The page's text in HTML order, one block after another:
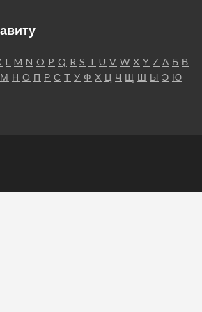
L M N O P Q R S T U V W X Y Z А Б В
М Н О П Р С Т У Ф Х Ц Ч Щ Ш Ы Э Ю